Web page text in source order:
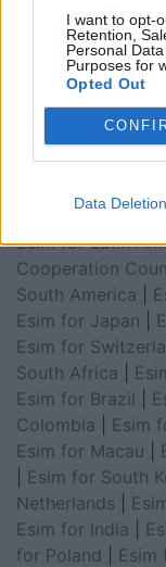
I want to opt-
Retention,
Personal
Purposes for
Opted Out
Data Deletion
Esim for Global|
Esim for USA|
for Turkey|Esim
for Asia
Esim
Arabia|Esim for
Esim
for China| Esim
Esim for Latin
Cooperation
South America
Esim for Japan
Esim for
South Africa
Esim for Brazil
Colombia
Esim
Esim for Macau
Esim for South
Netherlands
Esim for India
for Poland
Esim